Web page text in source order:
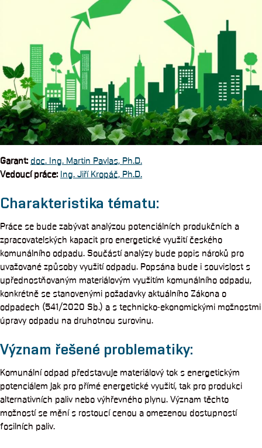
Garant: doc. Ing. Martin Pavlas, Ph.D.
Vedoucí práce: Ing. Jiří Kropáč, Ph.D.
Charakteristika tématu:
Práce se bude zabývat analýzou potenciálních produkčních a
zpracovatelských kapacit pro energetické využití českého
komunálního odpadu. Součástí analýzy bude popis nároků pro
uvažované způsoby využití odpadu. Popsána bude i souvislost s
upřednostňovaným materiálovým využitím komunálního odpadu,
konkrétně se stanovenými požadavky aktuálního Zákona o
odpadech (541/2020 Sb.) a s technicko-ekonomickými možnostmi
úpravy odpadu na druhotnou surovinu.
Význam řešené problematiky:
Komunální odpad představuje materiálový tok s energetickým
potenciálem jak pro přímé energetické využití, tak pro produkci
alternativních paliv nebo výhřevného plynu. Význam těchto
možností se mění s rostoucí cenou a omezenou dostupností
fosilních paliv.